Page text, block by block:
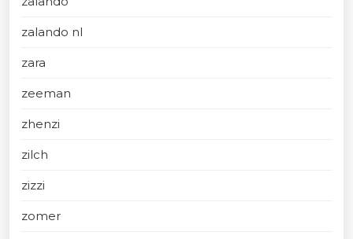
zalando nl
zara
zeeman
zhenzi
zilch
zizzi
zomer